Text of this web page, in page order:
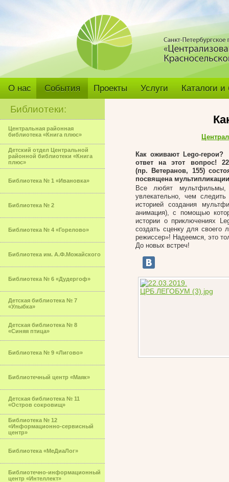
О нас События Проекты Услуги Каталоги
Библиотеки:
Центральная районная
библиотека «Книга плюс»
Детский отдел Центральной
районной библиотеки «Книга
плюс»
Библиотека № 1 «Ивановка»
Библиотека № 2
Библиотека № 4 «Горелово»
Библиотека им. А.Ф.Можайского
Библиотека № 6 «Дудергоф»
Детская библиотека № 7
«Улыбка»
Детская библиотека № 8
«Синяя птица»
Библиотека № 9 «Лигово»
Библиотечный центр «Маяк»
Детская библиотека № 11
«Остров сокровищ»
Библиотека № 12
«Информационно-сервисный
центр»
Библиотека «МеДиаЛог»
Библиотечно-информационный
центр «Интеллект»
Как оживают Lego-
ответ на этот вопрос!
(пр. Ветеранов, 155)
посвящена
Все любят
увлекательно, чем
историей создания
анимация), с помощью
истории о приключениях
создать сценку для своего
режиссер»! Надеемся, это
До новых встреч!